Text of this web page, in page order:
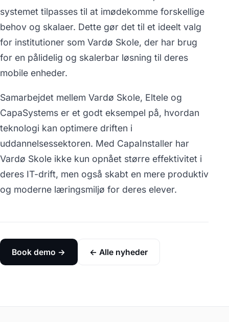
systemet tilpasses til at imødekomme forskellige
behov og skalaer. Dette gør det til et ideelt valg
for institutioner som Vardø Skole, der har brug
for en pålidelig og skalerbar løsning til deres
mobile enheder.
Samarbejdet mellem Vardø Skole, Eltele og
CapaSystems er et godt eksempel på, hvordan
teknologi kan optimere driften i
uddannelsessektoren. Med CapaInstaller har
Vardø Skole ikke kun opnået større effektivitet i
deres IT-drift, men også skabt en mere produktiv
og moderne læringsmiljø for deres elever.
Book demo → ← Alle nyheder